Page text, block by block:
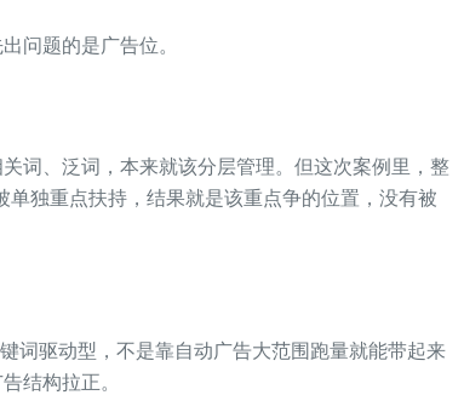
问题的是广告位。
词、泛词，本来就该分层管理。但这次案例里，整
独重点扶持，结果就是该重点争的位置，没有被
词驱动型，不是靠自动广告大范围跑量就能带起来
结构拉正。